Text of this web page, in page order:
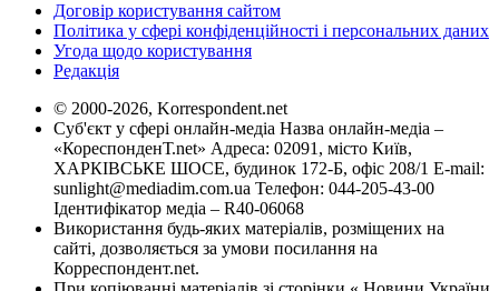
Договір користування сайтом
Політика у сфері конфіденційності і персональних даних
Угода щодо користування
Редакція
© 2000-2026, Korrespondent.net
Суб'єкт у сфері онлайн-медіа Назва онлайн-медіа –
«КореспонденТ.net» Адреса: 02091, місто Київ,
ХАРКІВСЬКЕ ШОСЕ, будинок 172-Б, офіс 208/1 E-mail:
sunlight@mediadim.com.ua Телефон: 044-205-43-00
Ідентифікатор медіа – R40-06068
Використання будь-яких матеріалів, розміщених на
сайті, дозволяється за умови посилання на
Корреспондент.net.